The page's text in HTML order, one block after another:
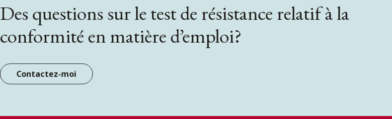
Des questions sur le test de résistance relatif à la
conformité en matière d’emploi?
Contactez-moi